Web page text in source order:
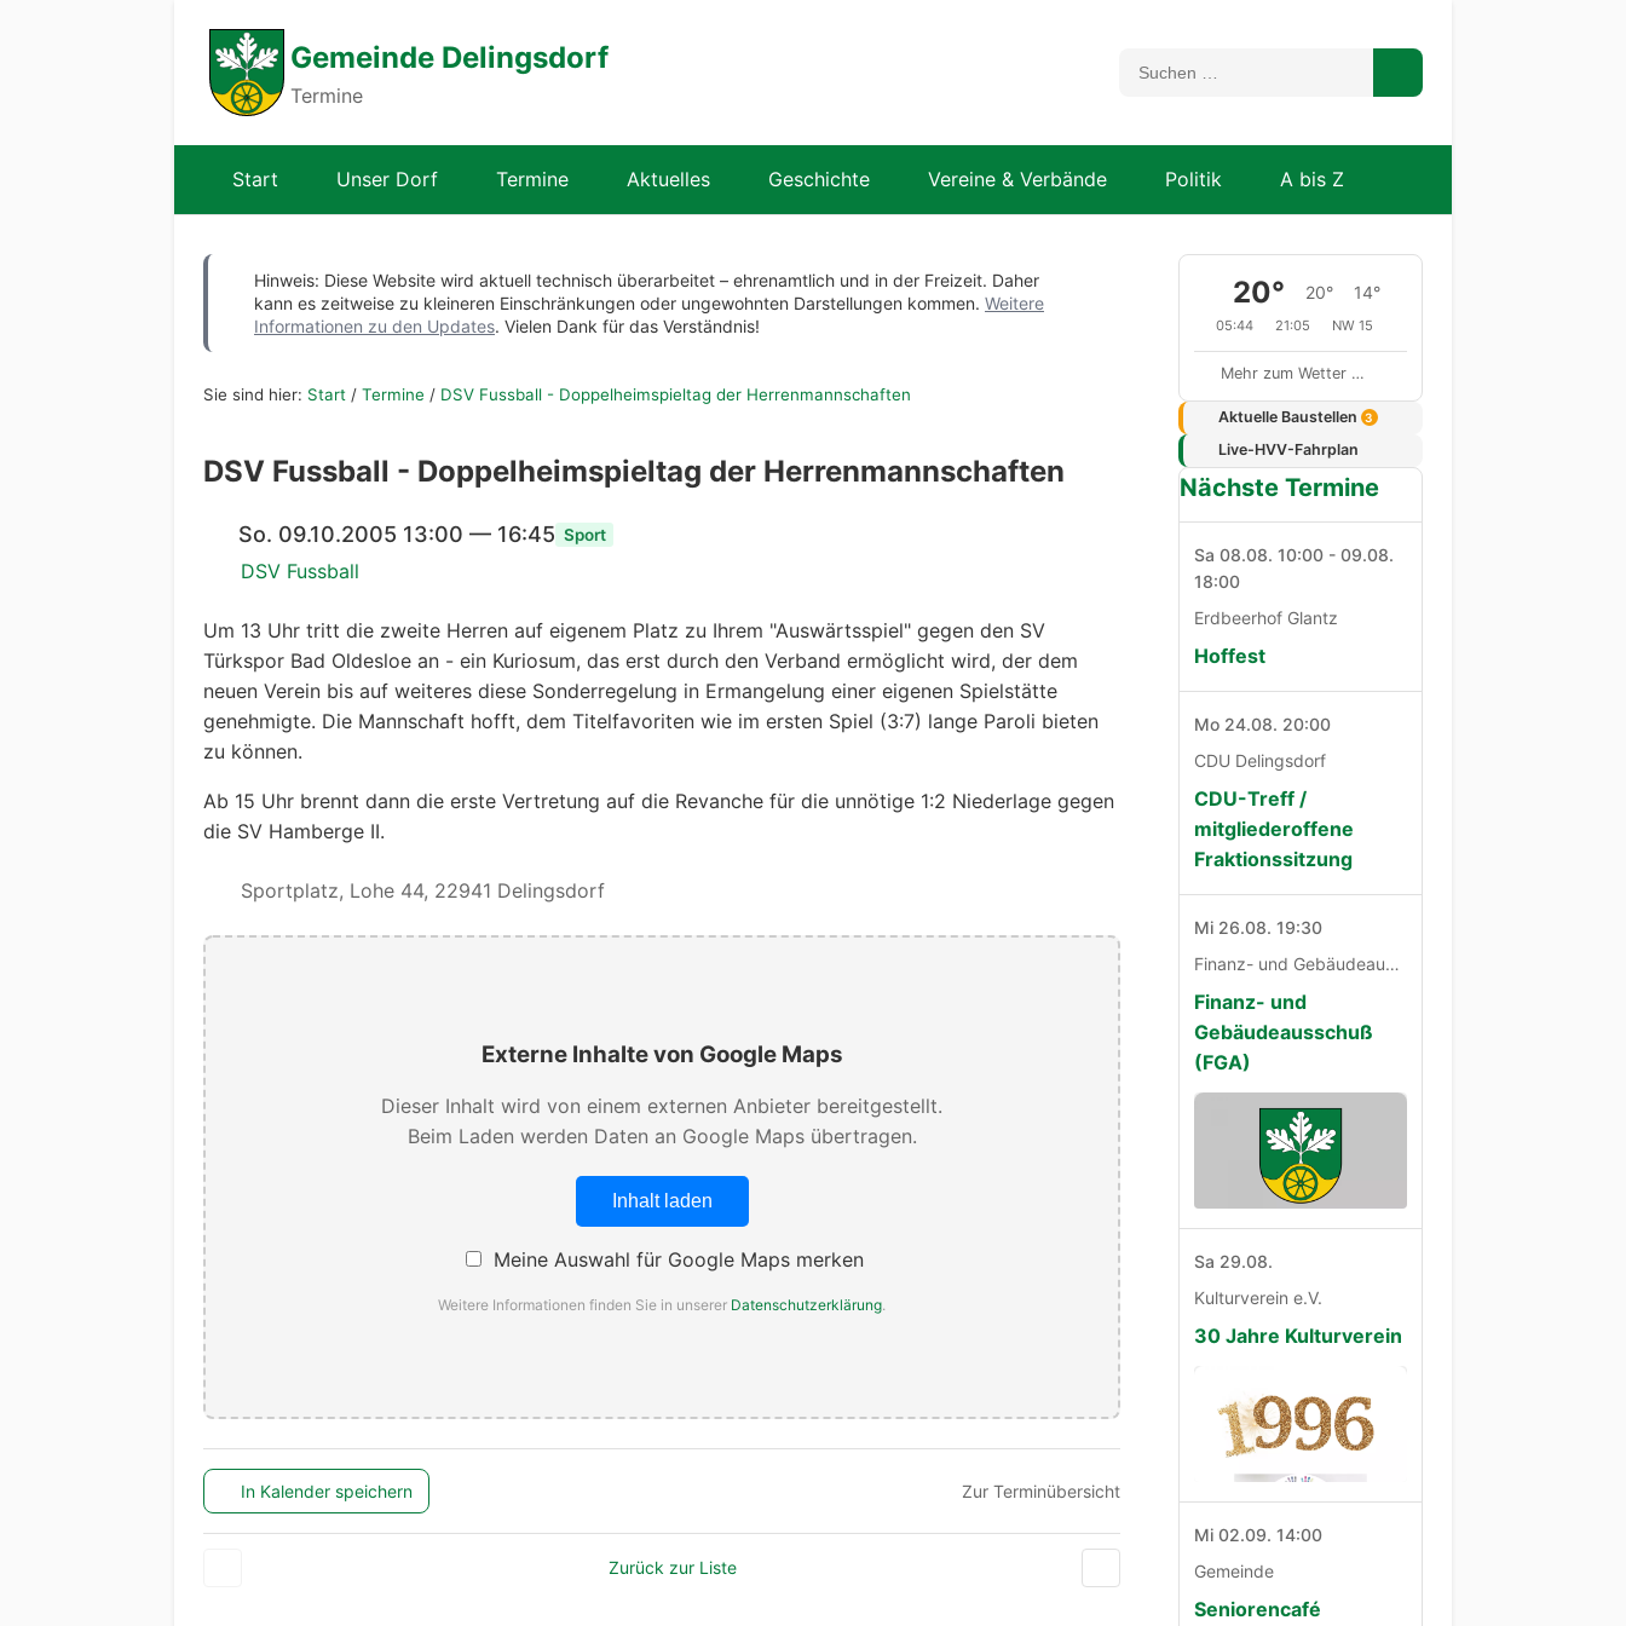
Gemeinde Delingsdorf
Termine
Start Unser Dorf Termine Aktuelles Geschichte Vereine & Verbände Politik A bis Z
Hinweis: Diese Website wird aktuell technisch überarbeitet – ehrenamtlich und in der Freizeit. Daher
kann es zeitweise zu kleineren Einschränkungen oder ungewohnten Darstellungen kommen. Weitere
Informationen zu den Updates. Vielen Dank für das Verständnis!
Sie sind hier: Start / Termine / DSV Fussball - Doppelheimspieltag der Herrenmannschaften
DSV Fussball - Doppelheimspieltag der Herrenmannschaften
So. 09.10.2005 13:00 — 16:45 Sport
DSV Fussball
Um 13 Uhr tritt die zweite Herren auf eigenem Platz zu Ihrem "Auswärtsspiel" gegen den SV
Türkspor Bad Oldesloe an - ein Kuriosum, das erst durch den Verband ermöglicht wird, der dem
neuen Verein bis auf weiteres diese Sonderregelung in Ermangelung einer eigenen Spielstätte
genehmigte. Die Mannschaft hofft, dem Titelfavoriten wie im ersten Spiel (3:7) lange Paroli bieten
zu können.
Ab 15 Uhr brennt dann die erste Vertretung auf die Revanche für die unnötige 1:2 Niederlage gegen
die SV Hamberge II.
Sportplatz, Lohe 44, 22941 Delingsdorf
Externe Inhalte von Google Maps
Dieser Inhalt wird von einem externen Anbieter bereitgestellt.
Beim Laden werden Daten an Google Maps übertragen.
Inhalt laden
Meine Auswahl für Google Maps merken
Weitere Informationen finden Sie in unserer Datenschutzerklärung.
In Kalender speichern Zur Terminübersicht
Zurück zur Liste
20° 20° 14°
05:44 21:05 NW 15
Mehr zum Wetter …
Aktuelle Baustellen 3
Live-HVV-Fahrplan
Nächste Termine
Sa 08.08. 10:00 - 09.08.
18:00
Erdbeerhof Glantz
Hoffest
Mo 24.08. 20:00
CDU Delingsdorf
CDU-Treff /
mitgliederoffene
Fraktionssitzung
Mi 26.08. 19:30
Finanz- und Gebäudeausschuß
Finanz- und
Gebäudeausschuß
(FGA)
Sa 29.08.
Kulturverein e.V.
30 Jahre Kulturverein
Mi 02.09. 14:00
Gemeinde
Seniorencafé